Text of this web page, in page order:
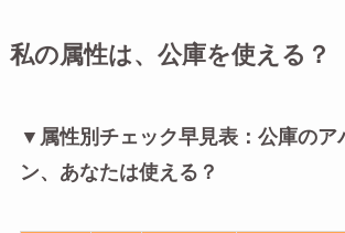
私の属性は、公庫を使える？
▼属性別チェック早見表：公庫のア
ン、あなたは使える？